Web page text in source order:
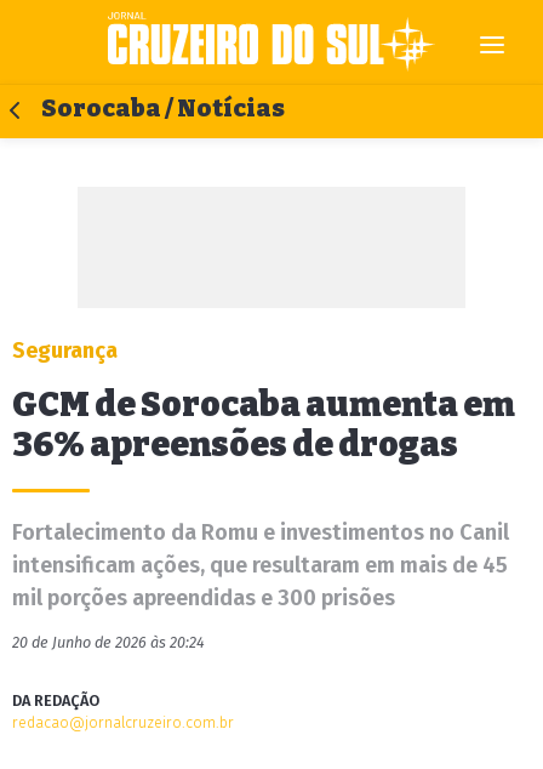
Sorocaba / Notícias
Segurança
GCM de Sorocaba aumenta em
36% apreensões de drogas
Fortalecimento da Romu e investimentos no Canil
intensificam ações, que resultaram em mais de 45
mil porções apreendidas e 300 prisões
20 de Junho de 2026 às 20:24
DA REDAÇÃO
redacao@jornalcruzeiro.com.br